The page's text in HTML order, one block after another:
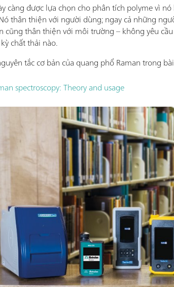
càng được lựa chọn cho phân tích polyme vì
thân thiện với người dùng; ngay cả những
cũng thân thiện với môi trường – không yêu
chất thải nào.
tắc cơ bản của quang phổ Raman trong
spectroscopy: Theory and usage